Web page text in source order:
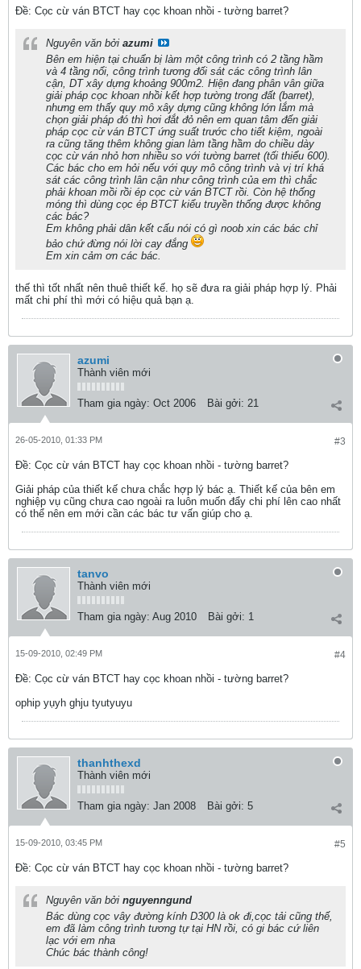
Ðề: Cọc cừ ván BTCT hay cọc khoan nhồi - tường barret?
Nguyên văn bởi azumi
Bên em hiện tại chuẩn bị làm một công trình có 2 tầng hầm
và 4 tầng nổi, công trình tương đối sát các công trình lân
cận, DT xây dựng khoảng 900m2. Hiện đang phân vân giữa
giải pháp cọc khoan nhồi kết hợp tường trong đất (barret),
nhưng em thấy quy mô xây dựng cũng không lớn lắm mà
chọn giải pháp đó thì hơi đắt đỏ nên em quan tâm đến giải
pháp cọc cừ ván BTCT ứng suất trước cho tiết kiệm, ngoài
ra cũng tăng thêm không gian làm tầng hầm do chiều dày
cọc cừ ván nhỏ hơn nhiều so với tường barret (tối thiểu 600).
Các bác cho em hỏi nếu với quy mô công trình và vị trí khá
sát các công trình lân cận như công trình của em thì chắc
phải khoan mồi rồi ép cọc cừ ván BTCT rồi. Còn hệ thống
móng thì dùng cọc ép BTCT kiểu truyền thống được không
các bác?
Em không phải dân kết cấu nói có gì noob xin các bác chỉ
bảo chứ đừng nói lời cay đắng
Em xin cảm ơn các bác.
thế thì tốt nhất nên thuê thiết kế. họ sẽ đưa ra giải pháp hợp lý. Phải
mất chi phí thì mới có hiệu quả bạn ạ.
azumi
Thành viên mới
Tham gia ngày: Oct 2006 Bài gởi: 21
#3
26-05-2010, 01:33 PM
Ðề: Cọc cừ ván BTCT hay cọc khoan nhồi - tường barret?
Giải pháp của thiết kế chưa chắc hợp lý bác ạ. Thiết kế của bên em
nghiệp vụ cũng chưa cao ngoài ra luôn muốn đẩy chi phí lên cao nhất
có thể nên em mới cần các bác tư vấn giúp cho ạ.
tanvo
Thành viên mới
Tham gia ngày: Aug 2010 Bài gởi: 1
#4
15-09-2010, 02:49 PM
Ðề: Cọc cừ ván BTCT hay cọc khoan nhồi - tường barret?
ophip yụyh ghju tyutyuyu
thanhthexd
Thành viên mới
Tham gia ngày: Jan 2008 Bài gởi: 5
#5
15-09-2010, 03:45 PM
Ðề: Cọc cừ ván BTCT hay cọc khoan nhồi - tường barret?
Nguyên văn bởi nguyenngund
Bác dùng cọc vây đường kính D300 là ok đi,cọc tải cũng thế,
em đã làm công trình tương tự tại HN rồi, có gi bác cứ liên
lạc với em nha
Chúc bác thành công!